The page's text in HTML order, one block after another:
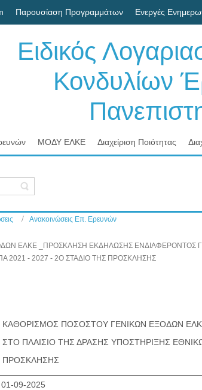
Παρουσίαση Προγραμμάτων Ενεργές
Ειδικός
Κονδυλίων
ΜΟΔΥ ΕΛΚΕ Διαχείριση Ποιότητας
Ανακοινώσεις Επ. Ερευνών
ΕΛΚΕ _ΠΡΟΣΚΛΗΣΗ ΕΚΔΗΛΩΣΗΣ ΕΝΔΙΑΦΕΡΟΝΤΟΣ
- 2027 - 2Ο ΣΤΑΔΙΟ ΤΗΣ ΠΡΟΣΚΛΗΣΗΣ
ΚΑΘΟΡΙΣΜΟΣ ΠΟΣΟΣΤΟΥ ΓΕΝΙΚΩΝ ΕΞΟΔΩΝ
ΣΤΟ ΠΛΑΙΣΙΟ ΤΗΣ ΔΡΑΣΗΣ ΥΠΟΣΤΗΡΙΞΗΣ
ΠΡΟΣΚΛΗΣΗΣ
01-09-2025